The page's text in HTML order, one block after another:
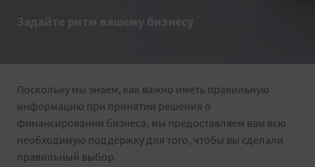
Задайте ритм вашему бизнесу
Поскольку мы знаем, как важно иметь правильную
информацию при принятии решения о
финансировании бизнеса, мы предоставляем вам всю
необходимую поддержку для того, чтобы вы сделали
правильный выбор.